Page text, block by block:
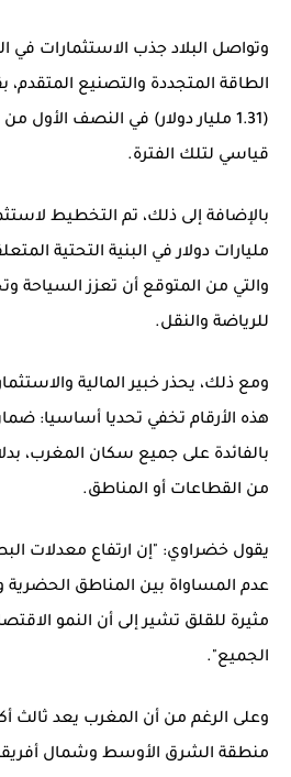
وتواصل البلاد جذب الاستثمارات في
قياسي لتلك الفترة.
مليارات دولار في البنية التحتية
والتي من المتوقع أن تعزز السياحة
للرياضة والنقل.
ومع ذلك، يحذر خبير المالية
هذه الأرقام تخفي تحديا أساسيا:
بالفائدة على جميع سكان المغرب،
من القطاعات أو المناطق.
يقول خضراوي: "إن ارتفاع معدلات
عدم المساواة بين المناطق الحضرية
مثيرة للقلق تشير إلى أن النمو
الجميع".
وعلى الرغم من أن المغرب يعد ثالث
منطقة الشرق الأوسط وشمال